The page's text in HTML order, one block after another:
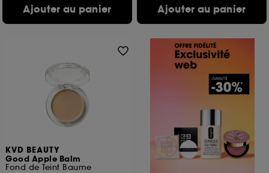
Ajouter au panier Ajouter au panier
KVD BEAUTY
Good Apple Balm
Fond de Teint Baume